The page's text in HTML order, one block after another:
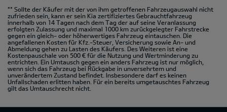
** Sollte der Käufer mit der von ihm getroffenen Fahrzeugauswahl nicht
zufrieden sein, kann er sein Kia zertifiziertes Gebrauchtfahrzeug
innerhalb von 14 Tagen nach dem Tag der auf seine Veranlassung
erfolgten Zulassung und maximal 1000 km zurückgelegter Fahrstrecke
gegen ein gleich- oder höherwertiges Fahrzeug eintauschen. Die
angefallenen Kosten für Kfz.-Steuer, Versicherung sowie An- und
Abmeldung gehen zu Lasten des Käufers. Des Weiteren ist eine
Kostenpauschale von 500 € für die Nutzung und Wertminderung zu
entrichten. Ein Umtausch gegen ein anders Fahrzeug ist nur möglich,
wenn sich das Fahrzeug bei Rückgabe in unversehrtem und
unverändertem Zustand befindet. Insbesondere darf es keinen
Unfallschaden erlitten haben. Für ein bereits umgetauschtes Fahrzeug
gilt das Umtauschrecht nicht.